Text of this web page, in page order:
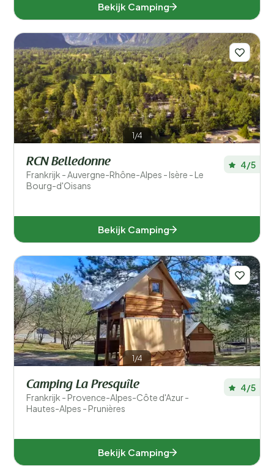
Bekijk Camping
1/4
RCN Belledonne
Frankrijk - Auvergne-Rhône-Alpes - Isère - Le
Bourg-d'Oisans
4/5
Bekijk Camping
1/4
Camping La Presquîle
Frankrijk - Provence-Alpes-Côte d'Azur -
Hautes-Alpes - Prunières
4/5
Bekijk Camping